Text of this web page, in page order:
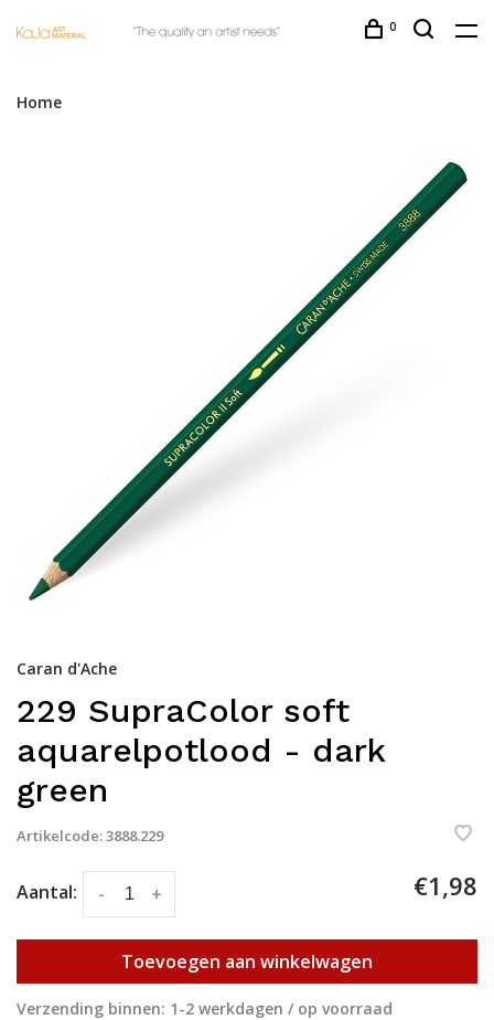
0
Home
Caran d'Ache
229 SupraColor soft
aquarelpotlood - dark
green
Artikelcode:3888.229
Aantal: +
- €1,98
Toevoegen aan winkelwagen
Verzending binnen: 1-2 werkdagen / op voorraad